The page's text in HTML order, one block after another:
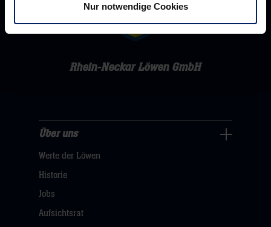
Nur notwendige Cookies
Rhein-Neckar Löwen GmbH
uns
Navigation
öffnen,
Über uns
Werte der Löwen
Historie
Jobs
Aufsichtsrat